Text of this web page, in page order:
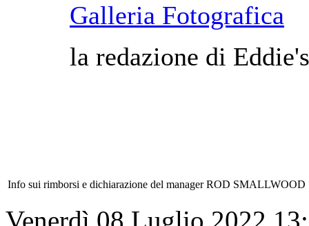
Galleria Fotografica
la redazione di Eddie's
Info sui rimborsi e dichiarazione del manager ROD SMALLWOOD